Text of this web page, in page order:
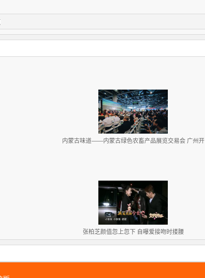
内蒙古味道——内蒙古绿色农畜产品展览交易会 广州开
张柏芝颜值忽上忽下 自曝爱接吻时搂腰